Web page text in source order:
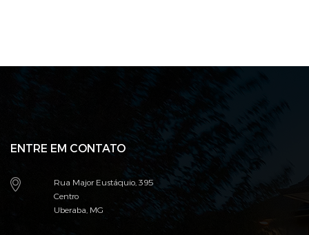
ENTRE EM CONTATO
Rua Major Eustáquio, 395
Centro
Uberaba, MG